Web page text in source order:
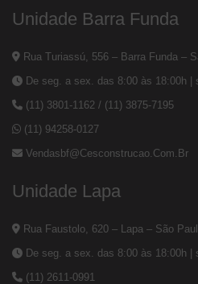
Unidade Barra Funda
Rua Turiassú, 556 – Barra Funda –
De seg. a sex. das 8:00 às 18:00h |
(11) 3801-1162 / (11) 3875-7195
(11) 94258-0127
Vendasbf@cesconstrucao.com.br
Unidade Lapa
Rua Faustolo, 620 – Lapa – São
De seg. a sex. das 8:00 às 18:00h |
(11) 2611-0991